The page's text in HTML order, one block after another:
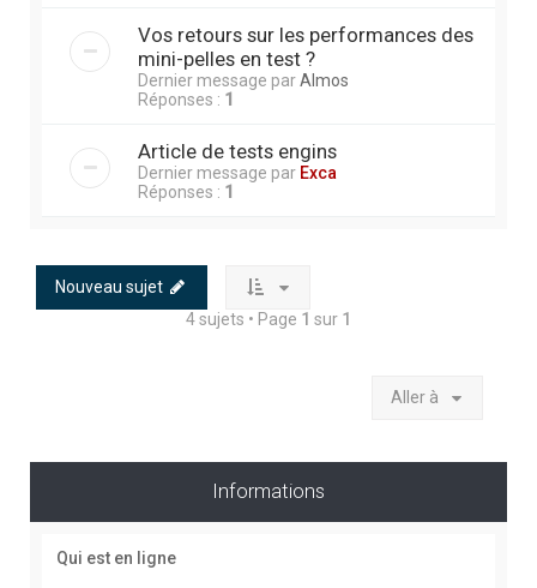
Vos retours sur les performances des
mini-pelles en test ?
Dernier message parAlmos
Réponses : 1
Article de tests engins
Dernier message par Exca
Réponses : 1
Nouveau sujet
4 sujets • Page 1 sur 1
Aller à
Informations
Qui est en ligne